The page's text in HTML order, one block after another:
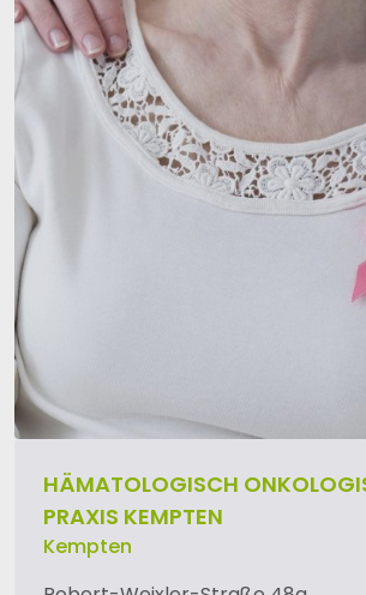
HÄMATOLOGISCH
PRAXIS KEMPTEN
Kempten